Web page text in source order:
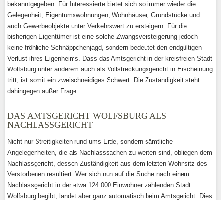
bekanntgegeben. Für Interessierte bietet sich so immer wieder die
Gelegenheit, Eigentumswohnungen, Wohnhäuser, Grundstücke und
auch Gewerbeobjekte unter Verkehrswert zu ersteigern. Für die
bisherigen Eigentümer ist eine solche Zwangsversteigerung jedoch
keine fröhliche Schnäppchenjagd, sondern bedeutet den endgültigen
Verlust ihres Eigenheims. Dass das Amtsgericht in der kreisfreien Stadt
Wolfsburg unter anderem auch als Vollstreckungsgericht in Erscheinung
tritt, ist somit ein zweischneidiges Schwert. Die Zuständigkeit steht
dahingegen außer Frage.
DAS AMTSGERICHT WOLFSBURG ALS
NACHLASSGERICHT
Nicht nur Streitigkeiten rund ums Erde, sondern sämtliche
Angelegenheiten, die als Nachlasssachen zu werten sind, obliegen dem
Nachlassgericht, dessen Zuständigkeit aus dem letzten Wohnsitz des
Verstorbenen resultiert. Wer sich nun auf die Suche nach einem
Nachlassgericht in der etwa 124.000 Einwohner zählenden Stadt
Wolfsburg begibt, landet aber ganz automatisch beim Amtsgericht. Dies